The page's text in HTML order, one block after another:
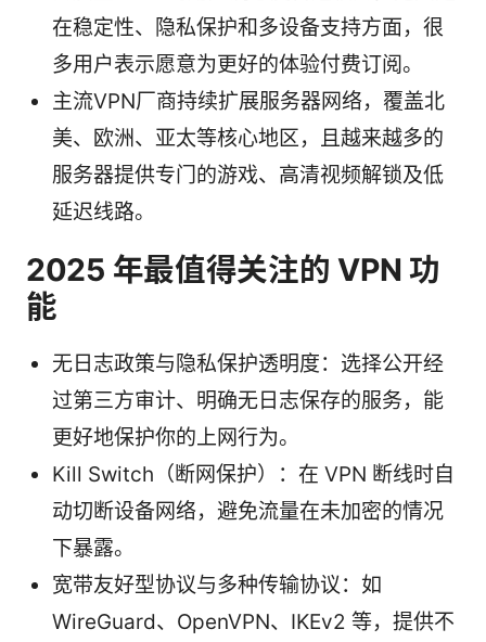
在稳定性、隐私保护和多设备支持方面，很
多用户表示愿意为更好的体验付费订阅。
主流VPN厂商持续扩展服务器网络，覆盖北
美、欧洲、亚太等核心地区，且越来越多的
服务器提供专门的游戏、高清视频解锁及低
延迟线路。
2025 年最值得关注的 VPN 功
能
无日志政策与隐私保护透明度：选择公开经
过第三方审计、明确无日志保存的服务，能
更好地保护你的上网行为。
Kill Switch（断网保护）：在 VPN 断线时自
动切断设备网络，避免流量在未加密的情况
下暴露。
宽带友好型协议与多种传输协议：如
WireGuard、OpenVPN、IKEv2 等，提供不